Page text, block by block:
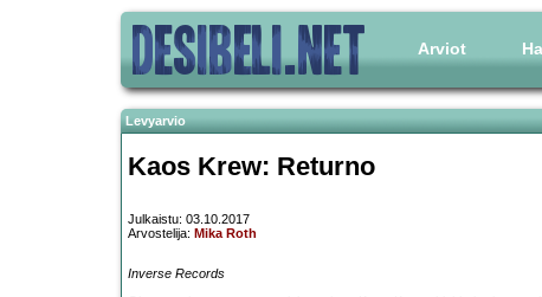
Arviot
Levyarvio
Kaos Krew: Returno
Julkaistu: 03.10.2017
Arvostelija: Mika Roth
Inverse Records